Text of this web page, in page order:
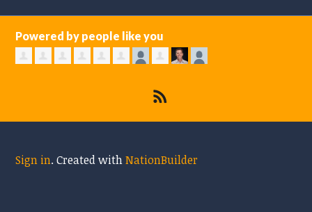
Powered by people like you
Sign in.Created withNationBuilder